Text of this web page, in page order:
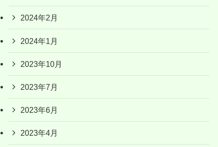
2024年2月
2024年1月
2023年10月
2023年7月
2023年6月
2023年4月